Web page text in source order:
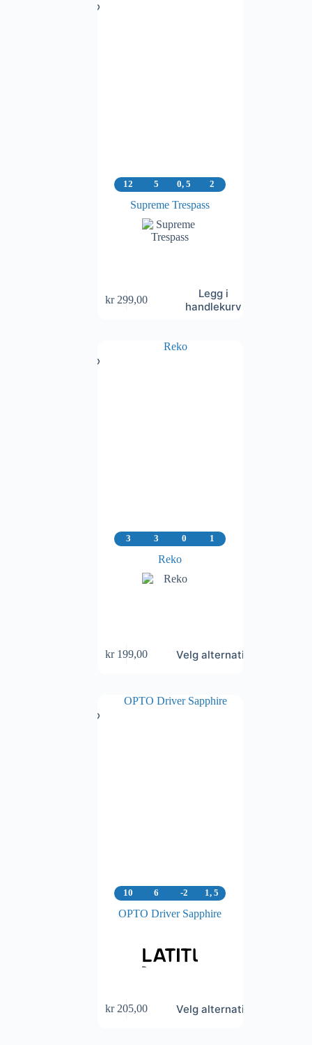
12 5 0, 5 2
Supreme Trespass
kr299,00
Legg i
handlekurv
3 3 0 1
Reko
kr199,00 Velg alternativ
produktet
varianter.
Alternativene
kan
10 6 -2 1, 5
OPTO Driver Sapphire
kr205,00 Velg alternativ
produktet